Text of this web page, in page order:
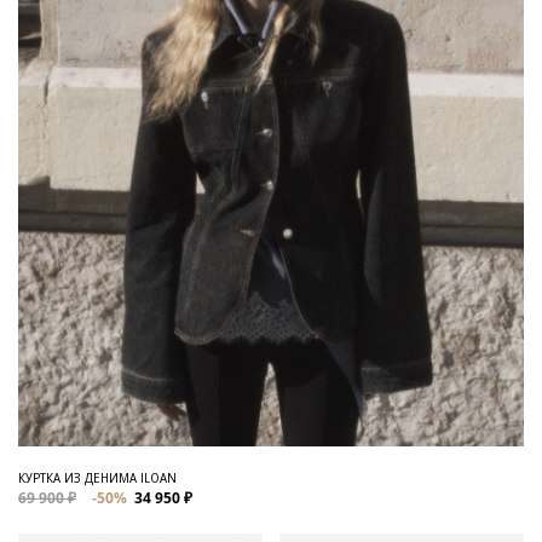
КУРТКА ИЗ ДЕНИМА ILOAN
69 900 ₽ -50% 34 950 ₽